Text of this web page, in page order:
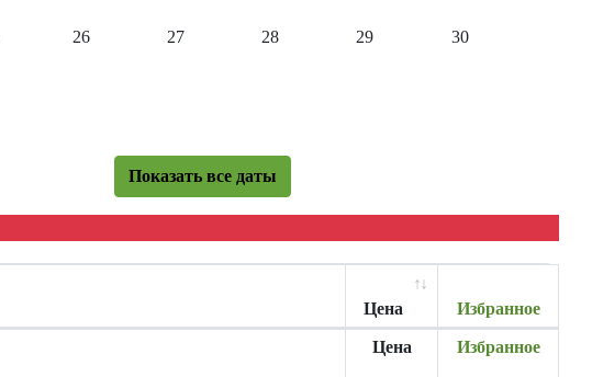
26 27 28 29 30
Показать все даты
Цена Избранное
Цена Избранное